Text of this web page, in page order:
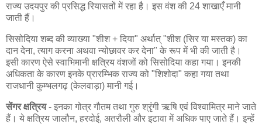
राज्य उदयपुर की प्रसिद्ध रियासतों में रहा है। इस वंश की 24 शाखाएँ मानी
जाती हैं।
सिसोदिया शब्द की व्याख्या "शीश + दिया" अर्थात् "शीश (सिर या मस्तक) का
दान देना, त्याग करना अथवा न्योछावर कर देना" के रूप में भी की जाती है।
इसी कारण ऐसे स्वाभिमानी क्षत्रिय वंशजों को सिसोदिया कहा गया। इनकी
अधिकता के कारण इनके प्रारम्भिक राज्य को "शिशोदा" कहा गया तथा
राजधानी कुम्भलगढ़ (केलवाड़ा) मानी गई।
सेंगर क्षत्रिय- इनका गोत्र गौतम तथा गुरु श्रृंगी ऋषि एवं विश्वामित्र माने जाते
हैं। ये क्षत्रिय जालौन, हरदोई, अतरौली और इटावा में अधिक पाए जाते हैं। इन्हें